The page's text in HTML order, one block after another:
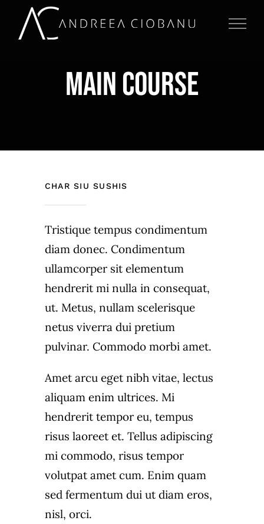
MAIN COURSE
CHAR SIU SUSHIS
Tristique tempus condimentum
diam donec. Condimentum
ullamcorper sit elementum
hendrerit mi nulla in consequat,
ut. Metus, nullam scelerisque
netus viverra dui pretium
pulvinar. Commodo morbi amet.
Amet arcu eget nibh vitae, lectus
aliquam enim ultrices. Mi
hendrerit tempor eu, tempus
risus laoreet et. Tellus adipiscing
mi commodo, risus tempor
volutpat amet cum. Enim quam
sed fermentum dui ut diam eros,
nisl, orci.